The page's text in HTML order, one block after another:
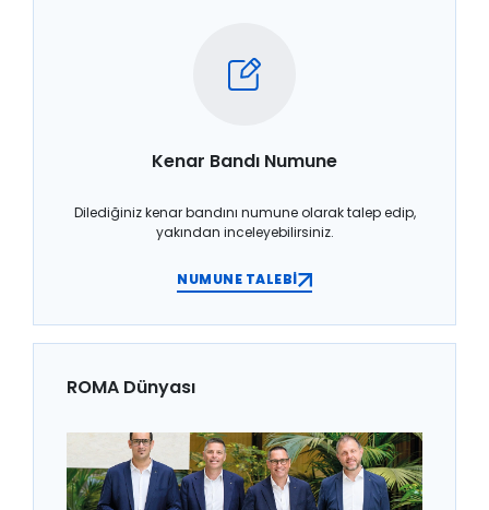
Kenar Bandı Numune
Dilediğiniz kenar bandını numune olarak talep edip,
yakından inceleyebilirsiniz.
NUMUNE TALEBİ
ROMA Dünyası